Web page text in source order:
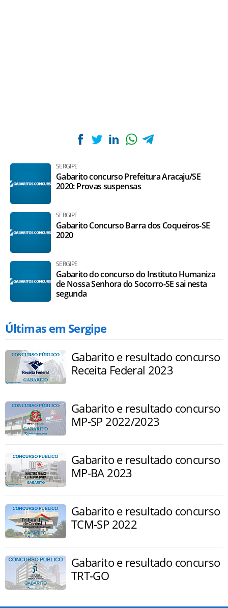
SERGIPE
Gabarito concurso Prefeitura Aracaju/SE
2020: Provas suspensas
SERGIPE
Gabarito Concurso Barra dos Coqueiros-SE
2020
SERGIPE
Gabarito do concurso do Instituto Humaniza
de Nossa Senhora do Socorro-SE sai nesta
segunda
Últimas em Sergipe
Gabarito e resultado concurso
Receita Federal 2023
Gabarito e resultado concurso
MP-SP 2022/2023
Gabarito e resultado concurso
MP-BA 2023
Gabarito e resultado concurso
TCM-SP 2022
Gabarito e resultado concurso
TRT-GO